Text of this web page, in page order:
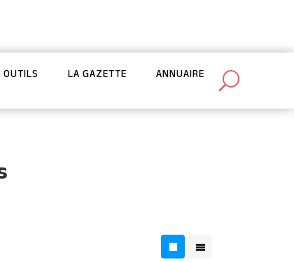
LA GAZETTE ANNUAIRE